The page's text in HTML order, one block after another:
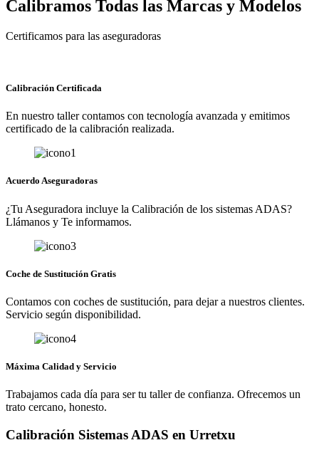
Calibramos Todas las Marcas y Modelos
Certificamos para las aseguradoras
Calibración Certificada
En nuestro taller contamos con tecnología avanzada y emitimos
certificado de la calibración realizada.
Acuerdo Aseguradoras
¿Tu Aseguradora incluye la Calibración de los sistemas ADAS?
Llámanos y Te informamos.
Coche de Sustitución Gratis
Contamos con coches de sustitución, para dejar a nuestros clientes.
Servicio según disponibilidad.
Máxima Calidad y Servicio
Trabajamos cada día para ser tu taller de confianza. Ofrecemos un
trato cercano, honesto.
Calibración Sistemas ADAS en Urretxu